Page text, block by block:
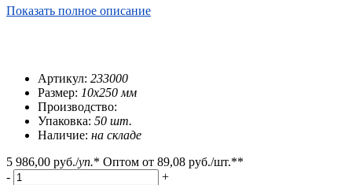
Показать полное описание
Артикул: 233000
Размер: 10х250 мм
Производство:
Упаковка: 50 шт.
Наличие: на складе
5 986,00 руб./уп.* Оптом от 89,08 руб./шт.**
-
+